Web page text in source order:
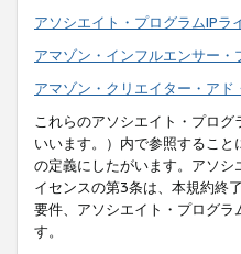
アソシエイト・プログラムIPラ
アマゾン・インフルエンサー・
アマゾン・クリエイター・ア
これらのアソシエイト・プログ
いいます。）内で参照するこ
の定義にしたがいます。アソ
イセンスの第3条は、本規約終
要件、アソシエイト・プログ
す。